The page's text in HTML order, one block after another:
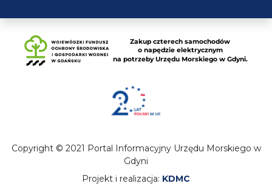
Copyright © 2021 Portal Informacyjny Urzędu Morskiego w
Gdyni
Projekt i realizacja: KDMC